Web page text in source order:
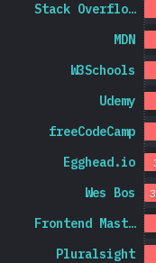
Pluralsight
Frontend Mast…
Wes Bos
Egghead.io
freeCodeCamp
Udemy
W3Schools
MDN
Stack Overflo…